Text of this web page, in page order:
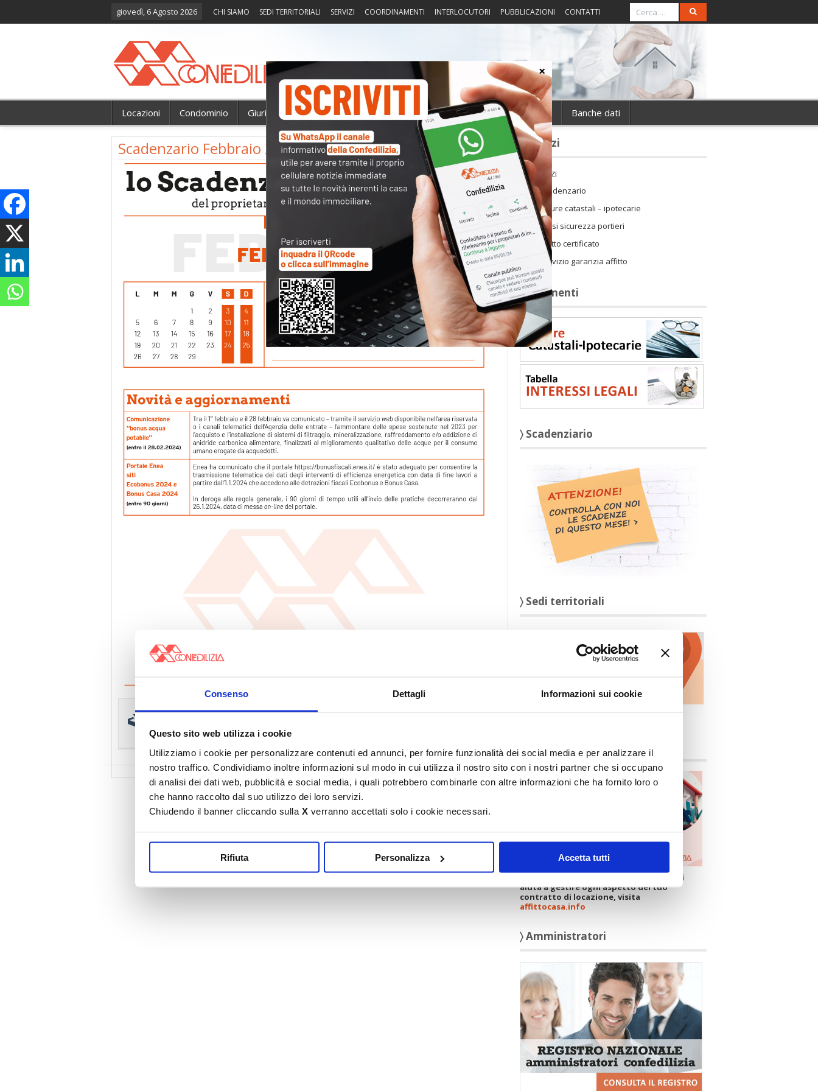
Consenso Dettagli Informazioni sui cookie
Questo sito web utilizza i cookie
Utilizziamo i cookie per personalizzare contenuti ed annunci, per fornire funzionalità dei social media e per analizzare il
nostro traffico. Condividiamo inoltre informazioni sul modo in cui utilizza il nostro sito con i nostri partner che si occupano
di analisi dei dati web, pubblicità e social media, i quali potrebbero combinarle con altre informazioni che ha fornito loro o
che hanno raccolto dal suo utilizzo dei loro servizi.
Chiudendo il banner cliccando sulla X verranno accettati solo i cookie necessari.
Rifiuta Personalizza Accetta tutti
giovedì, 6 Agosto 2026 CHI SIAMO SEDI TERRITORIALI SERVIZI COORDINAMENTI INTERLOCUTORI PUBBLICAZIONI CONTATTI
Locazioni Condominio Giurisprudenza Fisco Portierato Intorno alla casa Notizie Banche dati
Scadenzario Febbraio 2024
Scarica e stampa il pdf
Scadenzario – Febbraio 2024
〉 Servizi
SERVIZI
Scadenzario
Visure catastali – ipotecarie
Corsi sicurezza portieri
Affitto certificato
Servizio garanzia affitto
〉 Strumenti
〉 Scadenziario
〉 Sedi territoriali
〉 affittocasa.info
Scopri il portale della Confedilizia che ti
aiuta a gestire ogni aspetto del tuo
contratto di locazione, visita
affittocasa.info
〉 Amministratori